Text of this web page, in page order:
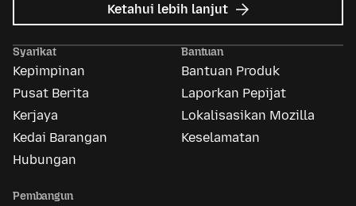
Ketahui lebih lanjut tentang
Iklan
Syarikat
Kepimpinan
Pusat Berita
Kerjaya
Kedai Barangan
Hubungan
Bantuan
Bantuan Produk
Laporkan Pepijat
Lokalisasikan Mozilla
Keselamatan
Pembangun